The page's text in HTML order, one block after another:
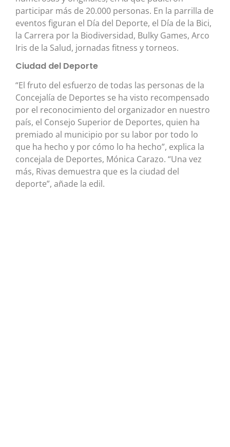
participar más de 20.000 personas. En la parrilla de
eventos figuran el Día del Deporte, el Día de la Bici,
la Carrera por la Biodiversidad, Bulky Games, Arco
Iris de la Salud, jornadas fitness y torneos.
Ciudad del Deporte
“El fruto del esfuerzo de todas las personas de la
Concejalía de Deportes se ha visto recompensado
por el reconocimiento del organizador en nuestro
país, el Consejo Superior de Deportes, quien ha
premiado al municipio por su labor por todo lo
que ha hecho y por cómo lo ha hecho”, explica la
concejala de Deportes, Mónica Carazo. “Una vez
más, Rivas demuestra que es la ciudad del
deporte”, añade la edil.